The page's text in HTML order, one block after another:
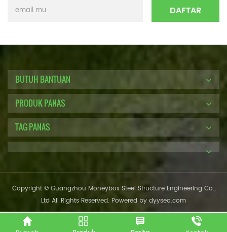
BUTUH BANTUAN
PRODUK PANAS
TAG PANAS
Copyright © Guangzhou Moneybox Steel Structure Engineering Co.,
Ltd All Rights Reserved. Powered by dyyseo.com